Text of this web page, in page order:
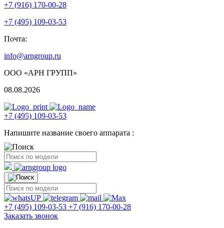
+7 (916) 170-00-28
+7 (495) 109-03-53
Почта:
info@arngroup.ru
ООО «АРН ГРУПП»
08.08.2026
+7 (495) 109-03-53
Напишите название своего аппарата :
+7 (495) 109-03-53 +7 (916) 170-00-28
Заказать звонок